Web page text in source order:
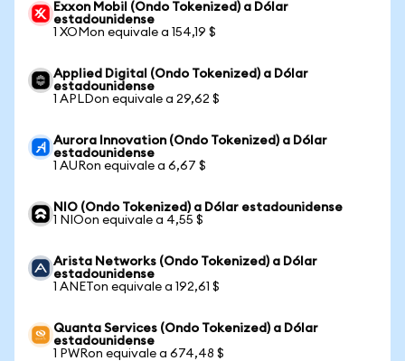
Exxon Mobil (Ondo Tokenized) a Dólar
estadounidense
1 XOMon equivale a 154,19 $
Applied Digital (Ondo Tokenized) a Dólar
estadounidense
1 APLDon equivale a 29,62 $
Aurora Innovation (Ondo Tokenized) a Dólar
estadounidense
1 AURon equivale a 6,67 $
NIO (Ondo Tokenized) a Dólar estadounidense
1 NIOon equivale a 4,55 $
Arista Networks (Ondo Tokenized) a Dólar
estadounidense
1 ANETon equivale a 192,61 $
Quanta Services (Ondo Tokenized) a Dólar
estadounidense
1 PWRon equivale a 674,48 $